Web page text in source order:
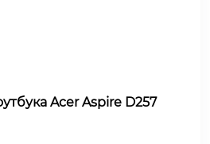
Acer Aspire D257